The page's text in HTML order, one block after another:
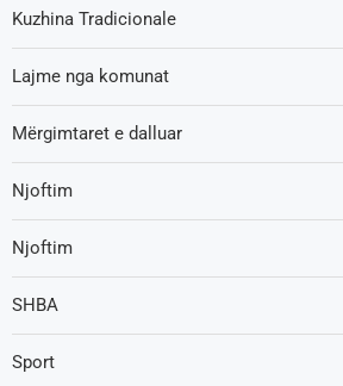
Kuzhina Tradicionale
Lajme nga komunat
Mërgimtaret e dalluar
Njoftim
Njoftim
SHBA
Sport